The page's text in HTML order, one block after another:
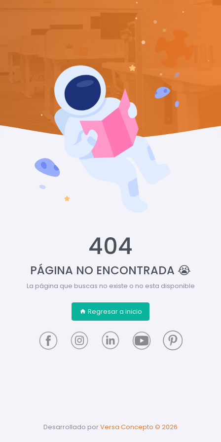
404
PÁGINA NO ENCONTRADA 😭
La página que buscas no existe o no esta disponible
Regresar a inicio
Desarrollado porVersa Concepto © 2026